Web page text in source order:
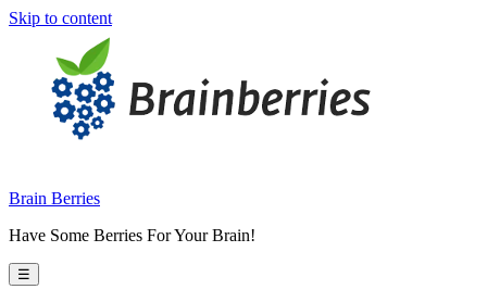
Skip to content
Brain Berries
Have Some Berries For Your Brain!
☰